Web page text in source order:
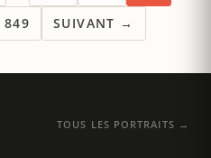
849 SUIVANT →
TOUS LES PORTRAITS →